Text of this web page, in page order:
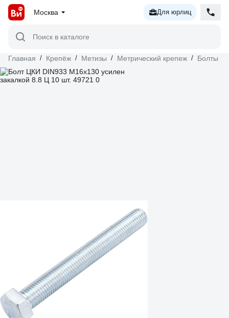
Москва Для юрлиц
Поиск в каталоге
Главная / Крепёж / Метизы / Метрический крепеж / Болты